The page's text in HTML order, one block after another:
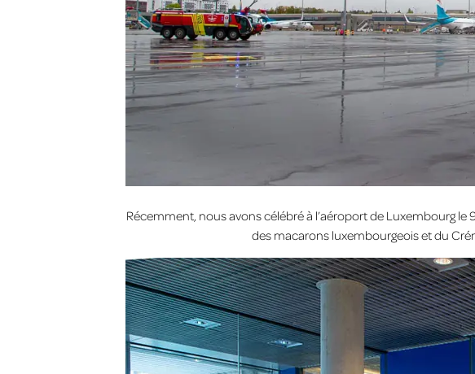
Récemment, nous avons célébré à l’aéroport de Luxembourg
des macarons luxembourgeois et du